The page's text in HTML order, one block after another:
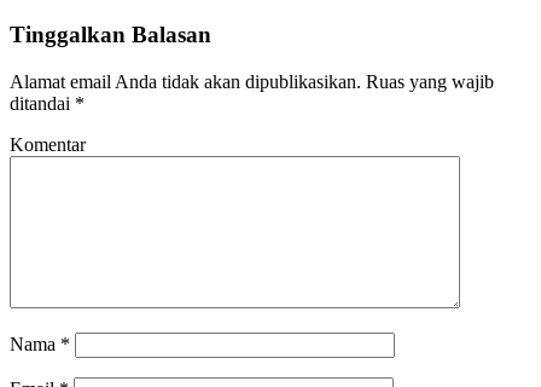
Tinggalkan Balasan
Alamat email Anda tidak akan dipublikasikan. Ruas yang wajib
ditandai *
Komentar
Nama *